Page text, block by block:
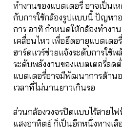
ทำงานของแบตเตอรี่ อาจเป็นเ
กับการใช้กล้องรูปแบบนี้ ปัญหา
การ อาทิ กำหนดให้กล้องทำงา
เคลื่อนไหว เพื่อยึดอายุแบตเต
ฮาร์ดแวร์ช่วยแจ้งระดับการใช้พ
ระดับพลังงานของแบตเตอรี่ลด
แบตเตอรี่อาจมีพัฒนาการด้าน
เวลาที่ไม่นานยาวเกินรอ
ส่วนกล้องวงจรปิดแบบไร้สายไ
แสงอาทิตย์ ก็เป็นอีกหนึ่งทางเ